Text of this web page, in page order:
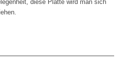
diese Platte wird man sich